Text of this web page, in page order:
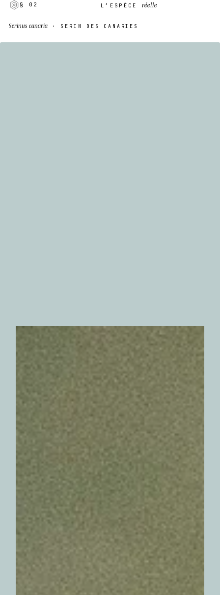
§ 02 L’ESPÈCEréelle
Serinus canaria · SERIN DES CANARIES